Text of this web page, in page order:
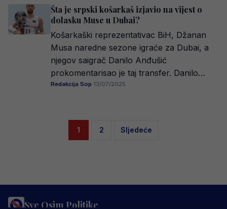
Šta je srpski košarkaš izjavio na vijest o
dolasku Muse u Dubai?
Košarkaški reprezentativac BiH, Džanan
Musa naredne sezone igraće za Dubai, a
njegov saigrač Danilo Anđušić
prokomentarisao je taj transfer. Danilo…
Redakcija Sop·13/07/2025
Posts
1 2 Sljedeće
Sve Osim Politike